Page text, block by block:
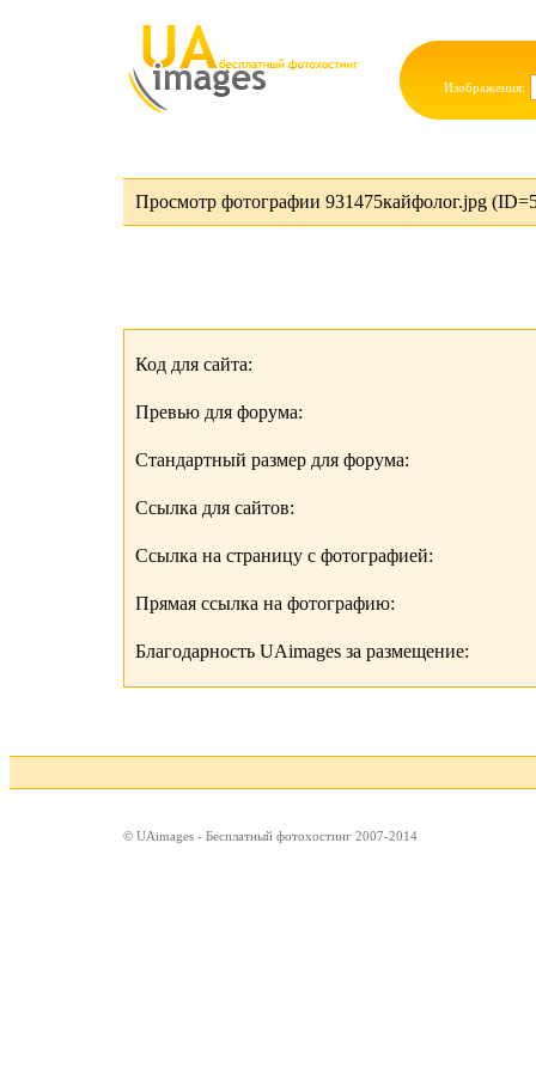
Изображения:
Просмотр фотографии 931475кайфолог.jpg
Код для сайта:
Превью для форума:
Стандартный размер для форума:
Ссылка для сайтов:
Ссылка на страницу с фотографией:
Прямая ссылка на фотографию:
Благодарность UAimages за размещение:
© UAimages - Бесплатный фотохостинг 2007-2014